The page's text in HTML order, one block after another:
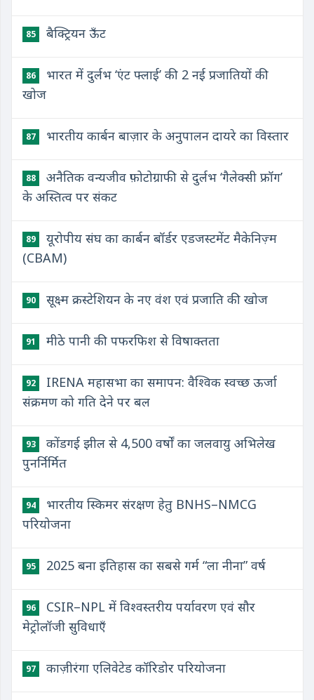
85 बैक्ट्रियन ऊँट
86
भारत में दुर्लभ ‘एंट फ्लाई’ की 2 नई प्रजातियों की
खोज
87 भारतीय कार्बन बाज़ार के अनुपालन दायरे का विस्तार
88
अनैतिक वन्यजीव फ़ोटोग्राफी से दुर्लभ ‘गैलेक्सी फ्रॉग’
के अस्तित्व पर संकट
89
यूरोपीय संघ का कार्बन बॉर्डर एडजस्टमेंट मैकेनिज़्म
(CBAM)
90 सूक्ष्म क्रस्टेशियन के नए वंश एवं प्रजाति की खोज
91 मीठे पानी की पफरफिश से विषाक्तता
92
IRENA महासभा का समापन: वैश्विक स्वच्छ ऊर्जा
संक्रमण को गति देने पर बल
93
कोंडगई झील से 4,500 वर्षों का जलवायु अभिलेख
पुनर्निर्मित
94
भारतीय स्किमर संरक्षण हेतु BNHS–NMCG
परियोजना
95 2025 बना इतिहास का सबसे गर्म “ला नीना” वर्ष
96
CSIR–NPL में विश्वस्तरीय पर्यावरण एवं सौर
मेट्रोलॉजी सुविधाएँ
97 काज़ीरंगा एलिवेटेड कॉरिडोर परियोजना